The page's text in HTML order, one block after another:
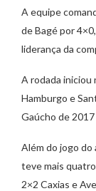
A equipe
de Bagé por
liderança da
A rodada iniciou
Hamburgo e
Gaúcho de
Além do jogo do
teve mais
2×2 Caxias e